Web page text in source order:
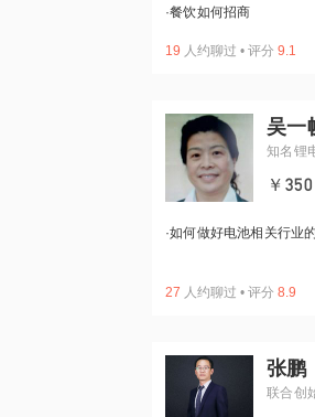
·餐饮如何招商
19 人约聊过 • 评分 9.1
吴一
知名锂
￥350
·如何做好电池相关行业
27 人约聊过 • 评分 8.9
张鹏
联合创